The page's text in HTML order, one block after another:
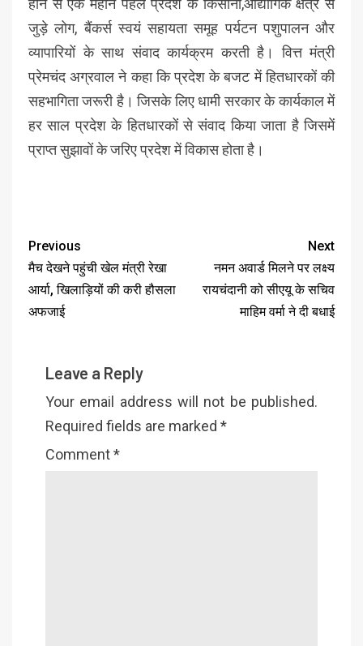
जुड़े लोग, बैंकर्स स्वयं सहायता समूह पर्यटन पशुपालन और
व्यापारियों के साथ संवाद कार्यक्रम करती है। वित्त मंत्री
प्रेमचंद अग्रवाल ने कहा कि प्रदेश के बजट में हितधारकों की
सहभागिता जरूरी है। जिसके लिए धामी सरकार के कार्यकाल में
हर साल प्रदेश के हितधारकों से संवाद किया जाता है जिसमें
प्राप्त सुझावों के जरिए प्रदेश में विकास होता है।
Previous
मैच देखने पहुंची खेल मंत्री रेखा
आर्या, खिलाड़ियों की करी हौसला
अफजाई
Next
नमन अवार्ड मिलने पर लक्ष्य
रायचंदानी को सीएयू के सचिव
माहिम वर्मा ने दी बधाई
Leave a Reply
Your email address will not be published.
Required fields are marked *
Comment*